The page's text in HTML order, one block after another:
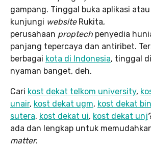
gampang. Tinggal buka aplikasi atau
kunjungi websiteRukita,
perusahaan proptech penyedia
panjang tepercaya dan antiribet.
berbagai kota di Indonesia, tinggal
nyaman banget, deh.
Cari kost dekat telkom university,
unair, kost dekat ugm, kost dekat
sutera, kost dekat ui, kost dekat unj
ada dan lengkap untuk
matter.